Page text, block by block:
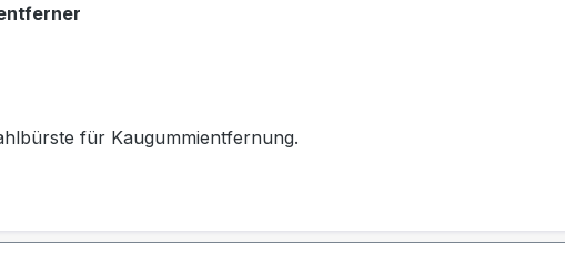
für Kaugummientfernung.